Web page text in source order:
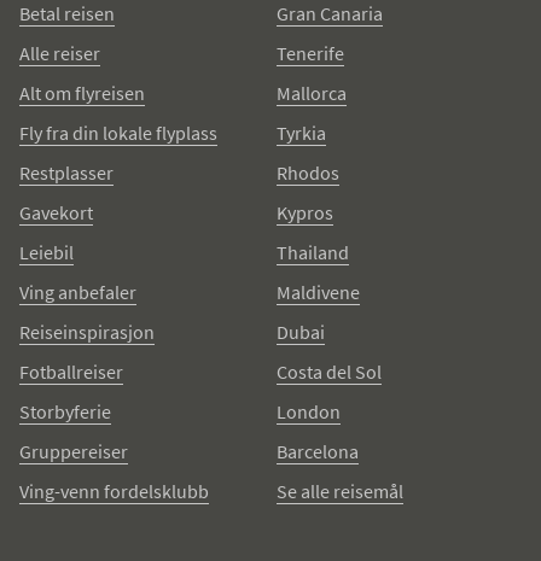
Betal reisen
Alle reiser
Alt om flyreisen
Fly fra din lokale flyplass
Restplasser
Gavekort
Leiebil
Ving anbefaler
Reiseinspirasjon
Fotballreiser
Storbyferie
Gruppereiser
Ving-venn fordelsklubb
Gran Canaria
Tenerife
Mallorca
Tyrkia
Rhodos
Kypros
Thailand
Maldivene
Dubai
Costa del Sol
London
Barcelona
Se alle reisemål